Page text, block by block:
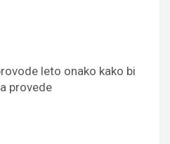
leto onako kako bi
provede